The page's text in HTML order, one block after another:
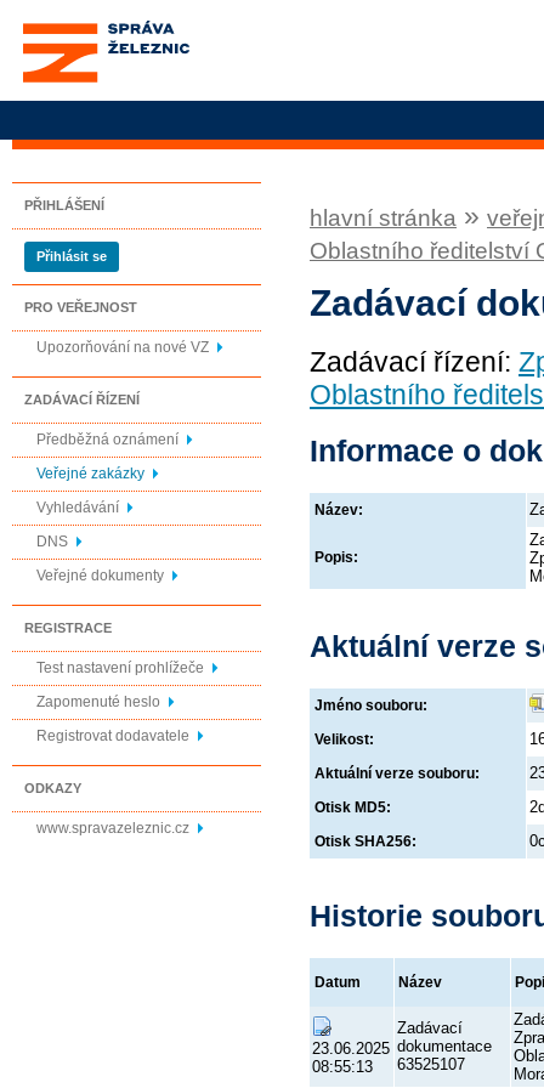
Správa železnic, státní
organizace
PŘIHLÁŠENÍ
Přihlásit se
PRO VEŘEJNOST
Upozorňování na nové VZ
ZADÁVACÍ ŘÍZENÍ
Předběžná oznámení
Veřejné zakázky
Vyhledávání
DNS
Veřejné dokumenty
REGISTRACE
Test nastavení prohlížeče
Zapomenuté heslo
Registrovat dodavatele
ODKAZY
www.spravazeleznic.cz
hlavní stránka »
Oblastního ředitelství
Zadávací
Zadávací řízení:
Oblastního
Informace o
Název:
Popis:
Aktuální verze
Jméno souboru:
Velikost:
Aktuální verze souboru:
Otisk MD5:
Otisk SHA256:
Historie
Datum Název
23.06.2025
08:55:13
Zadávací
dokumentace
63525107